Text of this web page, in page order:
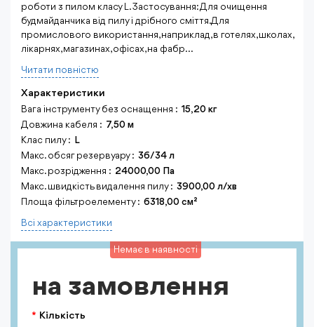
роботи з пилом класу L. Застосування: Для очищення
будмайданчика від пилу і дрібного сміття. Для
промислового використання, наприклад, в готелях, школах,
лікарнях, магазинах, офісах, на фабр...
Читати повнiстю
Характеристики
Вага інструменту без оснащення : 15,20 кг
Довжина кабеля : 7,50 м
Клас пилу :
L
Макс. обсяг резервуару : 36/34 л
Макс. розрідження : 24000,00 Па
Макс. швидкість видалення пилу : 3900,00 л/хв
Площа фільтроелементу : 6318,00 см²
Всi характеристики
Немає в наявності
на замовлення
Кількість